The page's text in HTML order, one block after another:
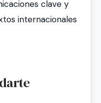
clave y
internacionales